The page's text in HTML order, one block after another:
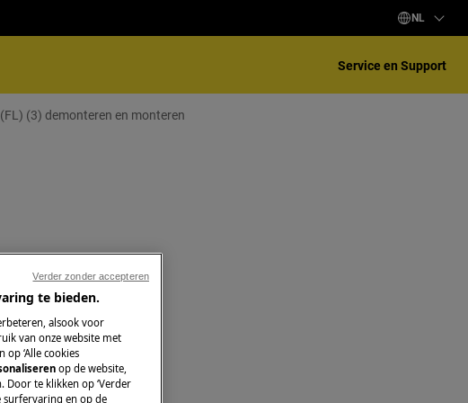
NL
Service en Support
(3) demonteren en monteren
te bieden.
alsook voor
van onze website met
‘Alle cookies
op de website,
Door te klikken op ‘Verder
surfervaring en op de
Verder zonder accepteren